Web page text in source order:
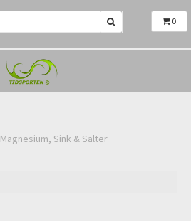
0
Magnesium, Sink & Salter